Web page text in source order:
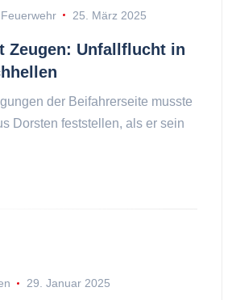
25. März 2025
Zeugen: Unfallflucht in
der Beifahrerseite musste
Dorsten feststellen, als er sein
29. Januar 2025